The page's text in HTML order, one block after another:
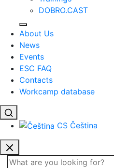
DOBRO.CAST
About Us
News
Events
ESC FAQ
Contacts
Workcamp database
CS Čeština